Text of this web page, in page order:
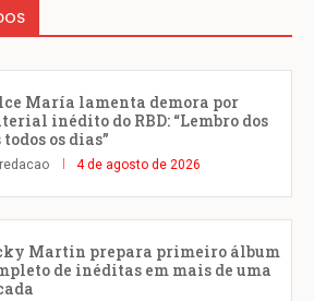
María lamenta demora por
inédito do RBD: “Lembro dos
todos os dias”
redacao 4 de agosto de 2026
Martin prepara primeiro álbum
de inéditas em mais de uma